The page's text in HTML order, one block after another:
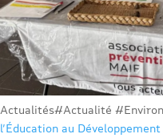
Actualités#Actualité
l’Éducation au